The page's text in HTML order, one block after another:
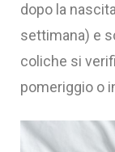
dopo la
settimana) e
coliche si
pomeriggio o